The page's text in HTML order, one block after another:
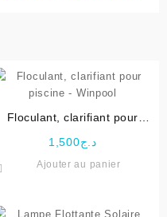
Floculant, clarifiant pour
د.ج1,500
Ajouter au panier